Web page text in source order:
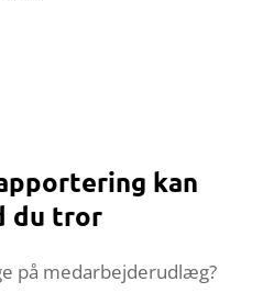
kan
du tror
på medarbejderudlæg?